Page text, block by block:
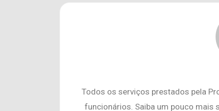
Todos os serviços prestados pela
funcionários. Saiba um pouco mais